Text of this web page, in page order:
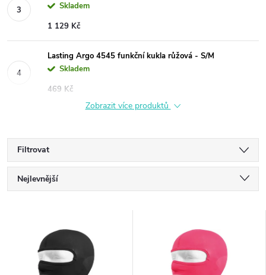
Skladem
1 129 Kč
Lasting Argo 4545 funkční kukla růžová - S/M
Skladem
469 Kč
Zobrazit více produktů
Filtrovat
Ř
Nejlevnější
Nejprodávanější
Abecedně